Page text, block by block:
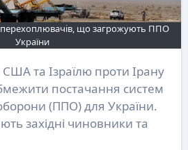
перехоплювачів, що загрожують ППО
України
постачання систем
(ППО) для України.
західні чиновники та